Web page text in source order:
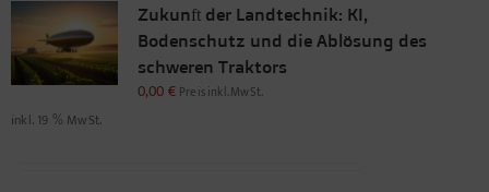
Zukunft der Landtechnik: KI,
Bodenschutz und die Ablösung des
schweren Traktors
0,00€ Preis inkl. MwSt.
inkl. 19 % MwSt.